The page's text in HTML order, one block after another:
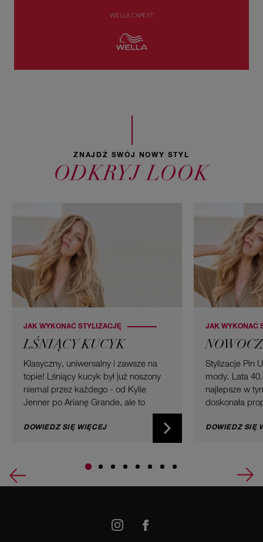
ZNAJDŹ SWÓJ NOWY STYL
ODKRYJ LOOK
JAK WYKONAĆ STYLIZACJĘ
LŚNIĄCY KUCYK
Klasyczny, uniwersalny i zawsze na
topie! Lśniący kucyk był już noszony
niemal przez każdego - od Kylie
Jenner po Arianę Grande, ale to
Upięcia są niezwykle stylowe - kilka
prostych kroków może sprawić, że
doskonale. Oto co musisz wiedzieć o
DOWIEDZ SIĘ WIĘCEJ
JAK WYKONAĆ
Stylizacje Pin
mody. Lata
najlepsze w
doskonała
roku upięcia
je
małego
DOWIEDZ SIĘ